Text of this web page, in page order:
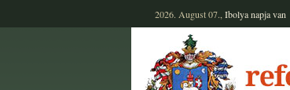
2026. August 07., Ibolyanapja van